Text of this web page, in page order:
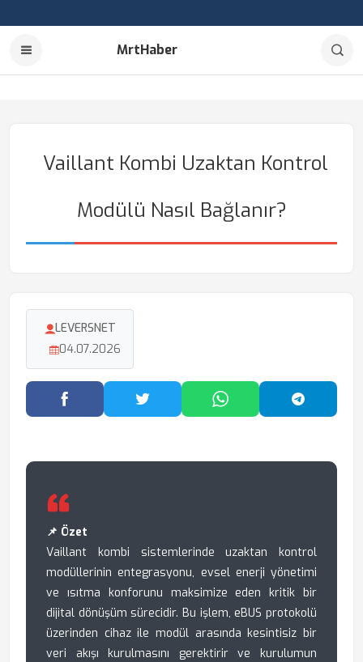
MrtHaber
Vaillant Kombi Uzaktan Kontrol
Modülü Nasıl Bağlanır?
LEVERSNET
04.07.2026
Facebook'ta PaylaşTwitter'da PaylaşWhatsApp'ta Paylaş
📌 Özet
Vaillant kombi sistemlerinde uzaktan kontrol
modüllerinin entegrasyonu, evsel enerji yönetimi
ve ısıtma konforunu maksimize eden kritik bir
dijital dönüşüm sürecidir. Bu işlem, eBUS protokolü
üzerinden cihaz ile modül arasında kesintisiz bir
veri akışı kurulmasını gerektirir ve kurulumun